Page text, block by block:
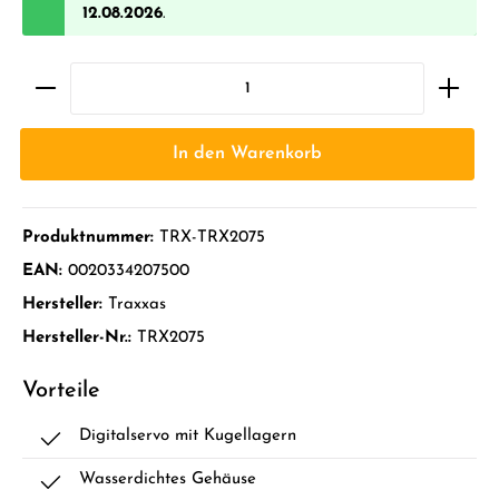
12.08.2026.
In den Warenkorb
Produktnummer: TRX-TRX2075
EAN: 0020334207500
Hersteller: Traxxas
Hersteller-Nr.: TRX2075
Vorteile
Digitalservo mit Kugellagern
Wasserdichtes Gehäuse